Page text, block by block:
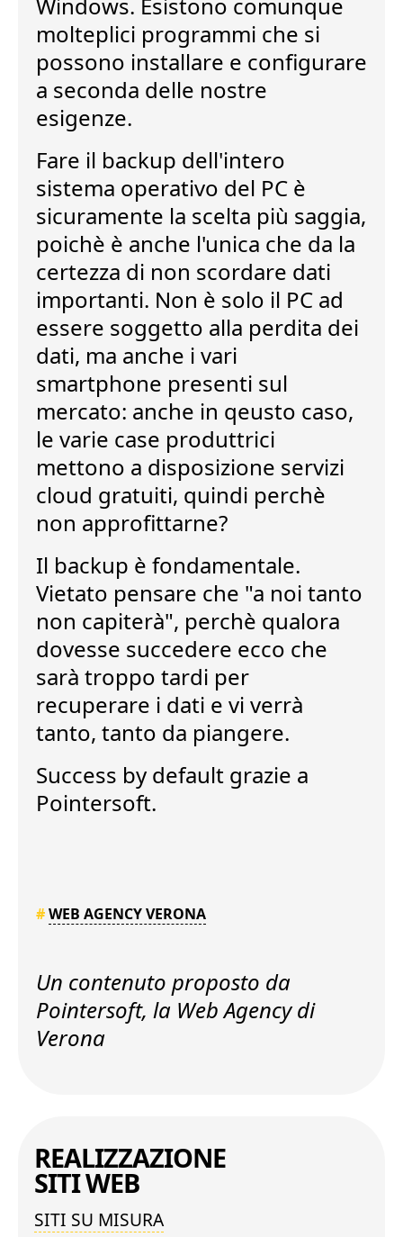
molteplici programmi che si
possono installare e configurare
a seconda delle nostre
esigenze.
Fare il backup dell'intero
sistema operativo del PC è
sicuramente la scelta più saggia,
poichè è anche l'unica che da la
certezza di non scordare dati
importanti. Non è solo il PC ad
essere soggetto alla perdita dei
dati, ma anche i vari
smartphone presenti sul
mercato: anche in qeusto caso,
le varie case produttrici
mettono a disposizione servizi
cloud gratuiti, quindi perchè
non approfittarne?
Il backup è fondamentale.
Vietato pensare che "a noi tanto
non capiterà", perchè qualora
dovesse succedere ecco che
sarà troppo tardi per
recuperare i dati e vi verrà
tanto, tanto da piangere.
Success by default grazie a
Pointersoft.
#WEB AGENCY VERONA
Un contenuto proposto da
Pointersoft, la Web Agency di
Verona
REALIZZAZIONE
SITI WEB
SITI SU MISURA